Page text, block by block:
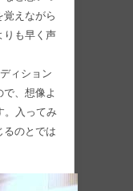
えながら
りも早く声
ィション
、想像よ
。入ってみ
るのとでは